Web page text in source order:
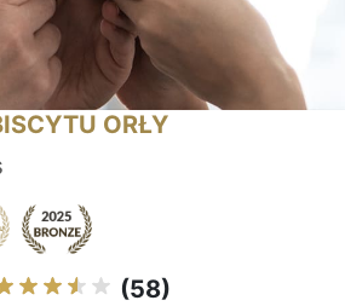
ORŁY
(58)